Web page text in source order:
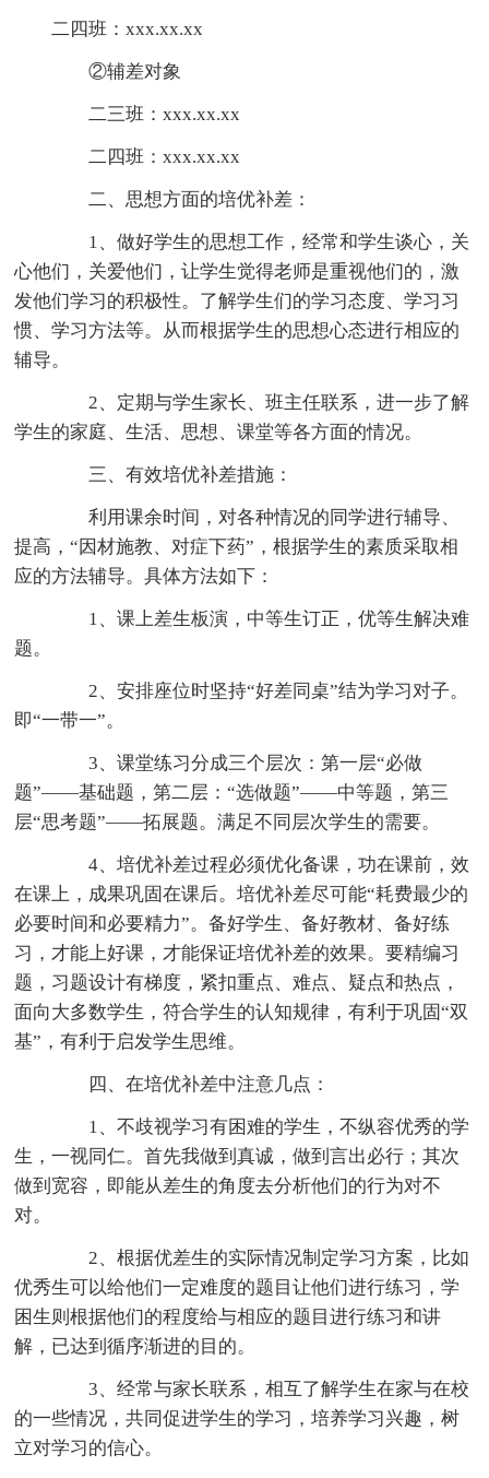
二四班：xxx.xx.xx
②辅差对象
二三班：xxx.xx.xx
二四班：xxx.xx.xx
二、思想方面的培优补差：
1、做好学生的思想工作，经常和学生谈心，关
心他们，关爱他们，让学生觉得老师是重视他们的，激
发他们学习的积极性。了解学生们的学习态度、学习习
惯、学习方法等。从而根据学生的思想心态进行相应的
辅导。
2、定期与学生家长、班主任联系，进一步了解
学生的家庭、生活、思想、课堂等各方面的情况。
三、有效培优补差措施：
利用课余时间，对各种情况的同学进行辅导、
提高，“因材施教、对症下药”，根据学生的素质采取相
应的方法辅导。具体方法如下：
1、课上差生板演，中等生订正，优等生解决难
题。
2、安排座位时坚持“好差同桌”结为学习对子。
即“一带一”。
3、课堂练习分成三个层次：第一层“必做
题”——基础题，第二层：“选做题”——中等题，第三
层“思考题”——拓展题。满足不同层次学生的需要。
4、培优补差过程必须优化备课，功在课前，效
在课上，成果巩固在课后。培优补差尽可能“耗费最少的
必要时间和必要精力”。备好学生、备好教材、备好练
习，才能上好课，才能保证培优补差的效果。要精编习
题，习题设计有梯度，紧扣重点、难点、疑点和热点，
面向大多数学生，符合学生的认知规律，有利于巩固“双
基”，有利于启发学生思维。
四、在培优补差中注意几点：
1、不歧视学习有困难的学生，不纵容优秀的学
生，一视同仁。首先我做到真诚，做到言出必行；其次
做到宽容，即能从差生的角度去分析他们的行为对不
对。
2、根据优差生的实际情况制定学习方案，比如
优秀生可以给他们一定难度的题目让他们进行练习，学
困生则根据他们的程度给与相应的题目进行练习和讲
解，已达到循序渐进的目的。
3、经常与家长联系，相互了解学生在家与在校
的一些情况，共同促进学生的学习，培养学习兴趣，树
立对学习的信心。